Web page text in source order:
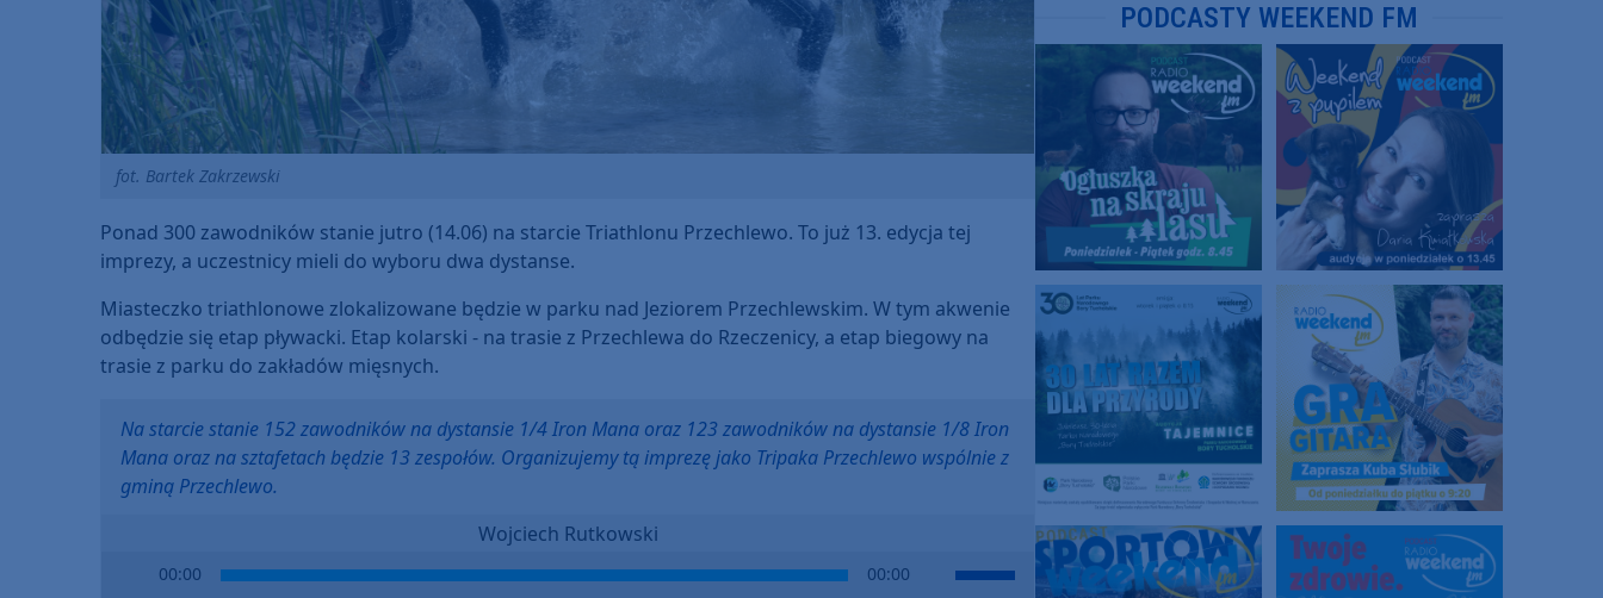
fot. Bartek Zakrzewski
Ponad 300 zawodników stanie jutro (14.06) na starcie Triathlonu Przechlewo. To już 13. edycja tej
imprezy, a uczestnicy mieli do wyboru dwa dystanse.
Miasteczko triathlonowe zlokalizowane będzie w parku nad Jeziorem Przechlewskim. W tym akwenie
odbędzie się etap pływacki. Etap kolarski - na trasie z Przechlewa do Rzeczenicy, a etap biegowy na
trasie z parku do zakładów mięsnych.
Na starcie stanie 152 zawodników na dystansie 1/4 Iron Mana oraz 123 zawodników na dystansie 1/8 Iron
Mana oraz na sztafetach będzie 13 zespołów. Organizujemy tą imprezę jako Tripaka Przechlewo wspólnie z
gminą Przechlewo.
Wojciech Rutkowski
00:00 00:00
Use
PODCASTY WEEKEND FM